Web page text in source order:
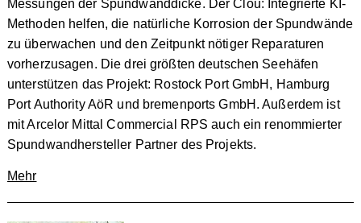
Messungen der Spundwanddicke. Der Clou: Integrierte KI-
Methoden helfen, die natürliche Korrosion der Spundwände
zu überwachen und den Zeitpunkt nötiger Reparaturen
vorherzusagen. Die drei größten deutschen Seehäfen
unterstützen das Projekt: Rostock Port GmbH, Hamburg
Port Authority AöR und bremenports GmbH. Außerdem ist
mit Arcelor Mittal Commercial RPS auch ein renommierter
Spundwandhersteller Partner des Projekts.
Mehr